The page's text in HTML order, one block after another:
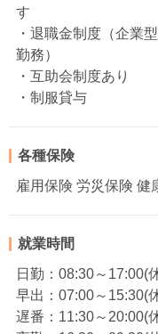
す
・退職金制度（企業
勤務）
・互助会制度あり
・制服貸与
各種保険
雇用保険 労災保険 健
就業時間
日勤：08:30～17:00(
早出：07:00～15:30(
遅番：11:30～20:00(